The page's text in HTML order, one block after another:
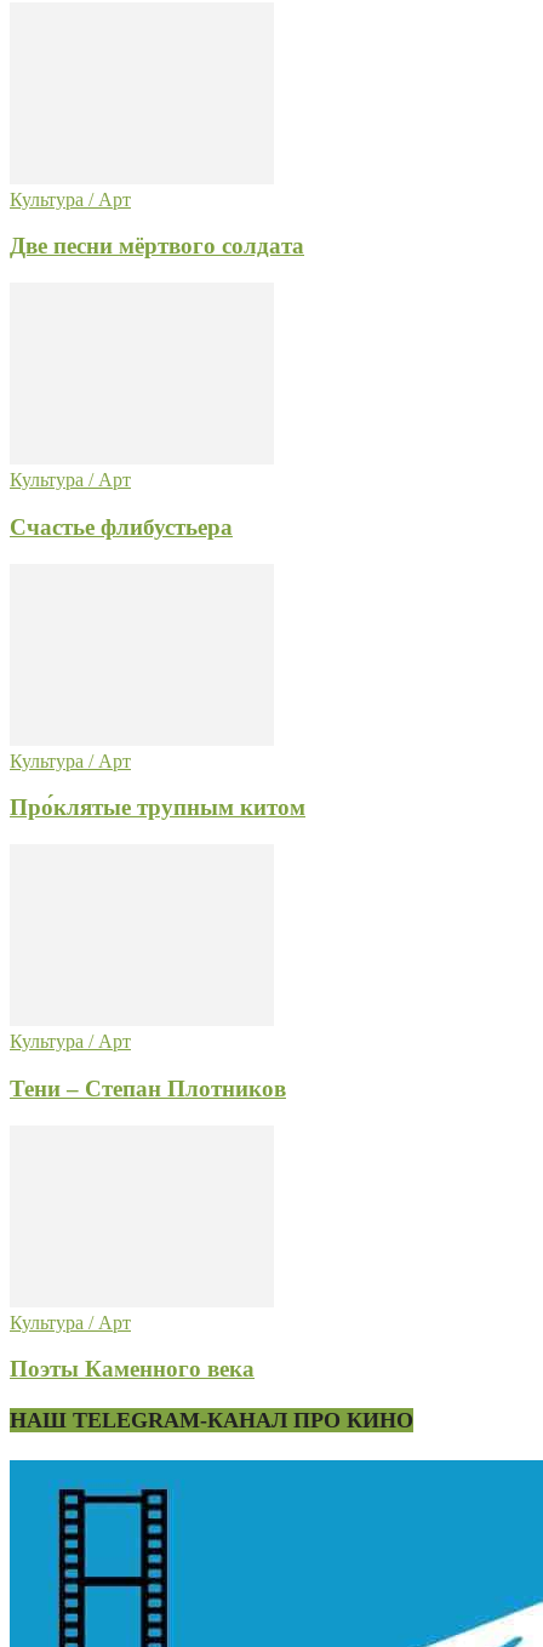
Культура / Арт
Две песни мёртвого солдата
Культура / Арт
Счастье флибустьера
Культура / Арт
Про́клятые трупным китом
Культура / Арт
Тени – Степан Плотников
Культура / Арт
Поэты Каменного века
НАШ TELEGRAM-КАНАЛ ПРО КИНО